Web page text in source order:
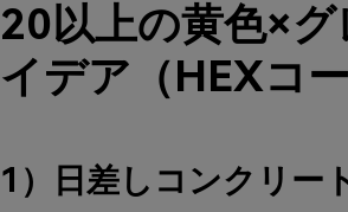
20以上の黄色×
イデア（HEXコー
1）日差しコンクリー